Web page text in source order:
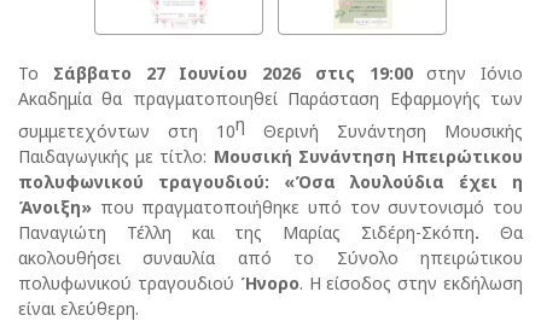
Το Σάββατο 27 Ιουνίου 2026 στις 19:00στην Ιόνιο
Ακαδημία θα πραγματοποιηθεί Παράσταση Εφαρμογής των
συμμετεχόντων στη 10η Θερινή Συνάντηση Μουσικής
Παιδαγωγικής με τίτλο: Μουσική Συνάντηση Ηπειρώτικου
πολυφωνικού τραγουδιού:
«Όσα λουλούδια έχει η
Άνοιξη» που πραγματοποιήθηκε υπό τον συντονισμό του
Παναγιώτη Τέλλη και της Μαρίας Σιδέρη-Σκόπη. Θα
ακολουθήσει συναυλία από το Σύνολο ηπειρώτικου
πολυφωνικού τραγουδιού Ήνορο. Η είσοδος στην εκδήλωση
είναι ελεύθερη.